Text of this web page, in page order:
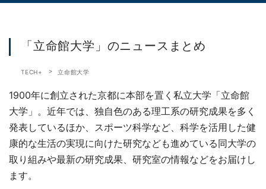
「立命館大学」のニュースまとめ
TECH+ 立命館大学
1900年に創立された京都に本部を置く私立大学「立命館
大学」。近年では、独自色のある理工系の研究成果を多く
発表しているほか、スポーツ科学など、科学を活用した健
康的な生活の実現に向けた研究なども進めている同大学の
取り組みや最新の研究成果、研究室の情報などをお届けし
ます。